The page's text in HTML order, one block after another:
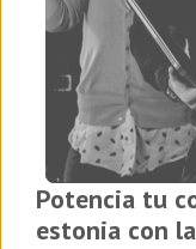
Potencia tu
estonia con